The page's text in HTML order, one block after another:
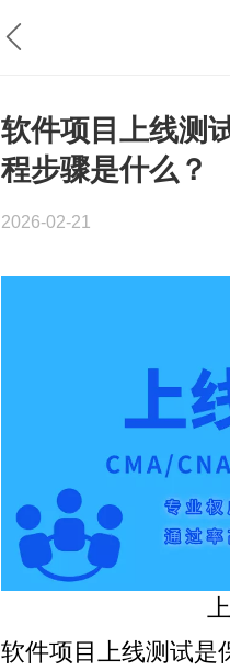
软件项目上线测
程步骤是什么？
2026-02-21
软件项目 上线测试